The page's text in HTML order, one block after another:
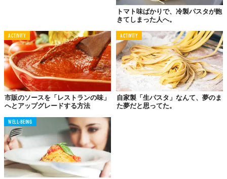
作を繰り返して辿り着いた、引き締まった歯切れの良さが特徴
仕上げに、SALONEグループ総料理長が愛するシチリア島で、
100年以上続く老舗「バルベーラ社」のオリーブオイルをたっぷ
りと。ソースの旨味とともに、この香りが口の中に最後まで残り
続けるのだという。
価格は2名分×2セットにSALONEグループ全店で使えるドリンク
券などがついて6070円（税込）から。注文はこちらのページ に
て。
普段はなかなか味わえない高級レストランの味を堪能できる貴重
なチャンス！
トマト味ばかりで、冷製パスタが飽
きてしまった人へ。
ACTIVITY
市販のソースを「レストランの味」
へとアップグレードする方法
ACTIVITY
自家製「生パスタ」なんて、夢のま
た夢だと思ってた。
WELL-BEING